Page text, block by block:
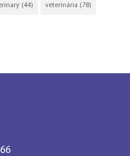
(44) veterinária (78)